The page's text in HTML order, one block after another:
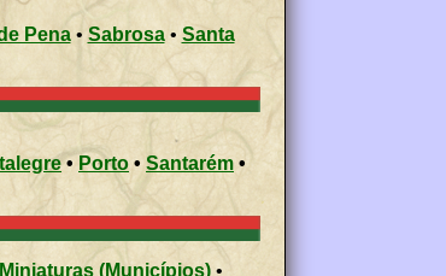
Pena• Sabrosa• Santa
• Porto • Santarém •
Miniaturas (Municípios)•